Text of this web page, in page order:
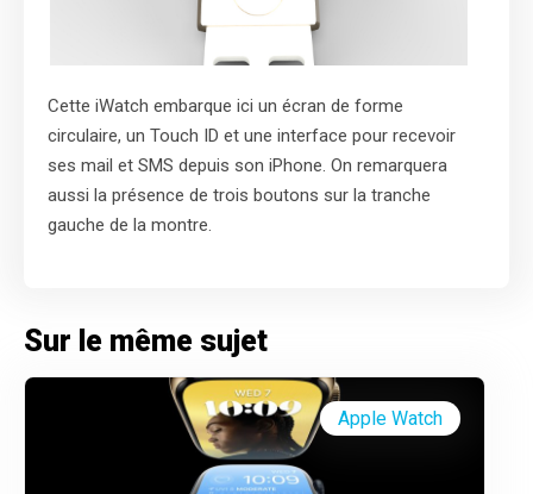
Cette iWatch embarque ici un écran de forme
circulaire, un Touch ID et une interface pour recevoir
ses mail et SMS depuis son iPhone. On remarquera
aussi la présence de trois boutons sur la tranche
gauche de la montre.
Sur le même sujet
Apple Watch